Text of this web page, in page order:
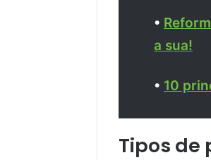
•
a sua!
• 10
Tipos de